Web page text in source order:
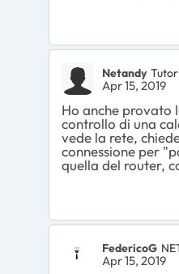
Netandy Tutor
Apr 15, 2019
Ho anche provato
controllo di una
vede la rete,
connessione per
quella del router,
FedericoG
Apr 15, 2019